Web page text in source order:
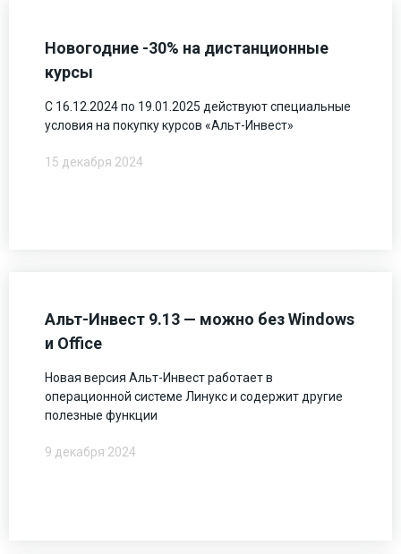
Новогодние -30% на дистанционные
курсы
С 16.12.2024 по 19.01.2025 действуют специальные
условия на покупку курсов «Альт-Инвест»
15 декабря 2024
Альт-Инвест 9.13 — можно без Windows
и Office
Новая версия Альт-Инвест работает в
операционной системе Линукс и содержит другие
полезные функции
9 декабря 2024